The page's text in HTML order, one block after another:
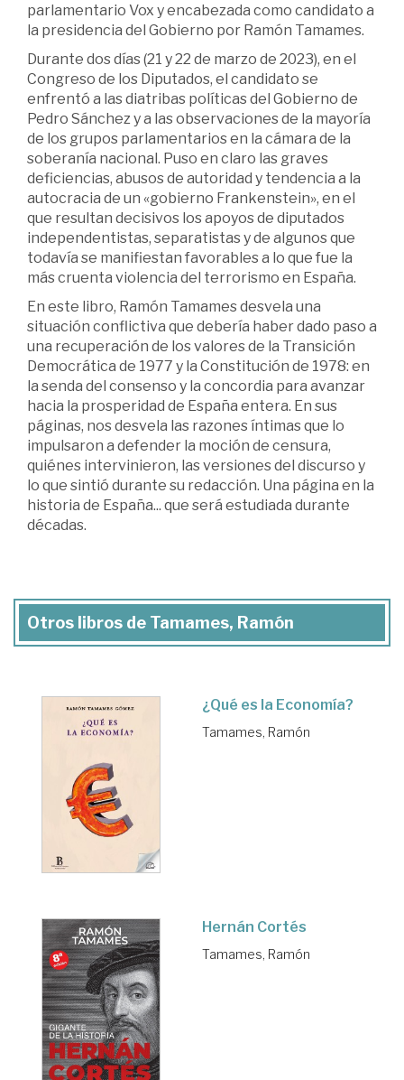
parlamentario Vox y encabezada como candidato a
la presidencia del Gobierno por Ramón Tamames.
Durante dos días (21 y 22 de marzo de 2023), en el
Congreso de los Diputados, el candidato se
enfrentó a las diatribas políticas del Gobierno de
Pedro Sánchez y a las observaciones de la mayoría
de los grupos parlamentarios en la cámara de la
soberanía nacional. Puso en claro las graves
deficiencias, abusos de autoridad y tendencia a la
autocracia de un «gobierno Frankenstein», en el
que resultan decisivos los apoyos de diputados
independentistas, separatistas y de algunos que
todavía se manifiestan favorables a lo que fue la
más cruenta violencia del terrorismo en España.
En este libro, Ramón Tamames desvela una
situación conflictiva que debería haber dado paso a
una recuperación de los valores de la Transición
Democrática de 1977 y la Constitución de 1978: en
la senda del consenso y la concordia para avanzar
hacia la prosperidad de España entera. En sus
páginas, nos desvela las razones íntimas que lo
impulsaron a defender la moción de censura,
quiénes intervinieron, las versiones del discurso y
lo que sintió durante su redacción. Una página en la
historia de España... que será estudiada durante
décadas.
Otros libros de Tamames, Ramón
¿Qué es la Economía?
Tamames, Ramón
Hernán Cortés
Tamames, Ramón